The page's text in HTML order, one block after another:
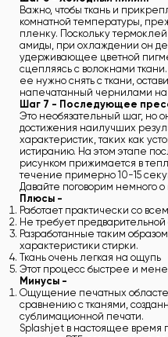
Важно, чтобы ткань и
комнатной температуры,
пленку. Поскольку
амиды, при охлаждении он
удерживающее цветной
сцепляясь с волокнами
ее нужно снять с ткани,
напечатанный чернилами на
Шаг 7 - Последующее
Это необязательный шаг, но
достижения наилучших
характеристик, таких как
истиранию. На этом этапе
рисунком прижимается в
течение примерно 10-15
Давайте поговорим немного
Плюсы -
Работает практически со
Не требует предварительной
Разработанные таким
характеристики стирки.
Ткань очень легкая на ощупь
Этот процесс быстрее и
Минусы -
Ощущение печатных
сравнению с тканями,
сублимационной печати.
Splashjet в настоящее время